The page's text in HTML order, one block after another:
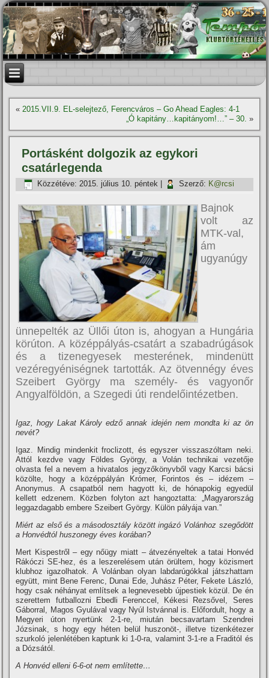
«2015.VII.9. EL-selejtező, Ferencváros – Go Ahead Eagles: 4-1
„Ó kapitány…kapitányom!…” – 30. »
Portásként dolgozik az egykori
csatárlegenda
Közzétéve: 2015. július 10. péntek Szerző: K@rcsi
Bajnok
volt az
MTK-val,
ám
ugyanúgy
ünnepelték az Üllői úton is, ahogyan a Hungária
körúton. A középpályás-csatárt a szabadrúgások
és a tizenegyesek mesterének, mindenütt
vezéregyéniségnek tartották. Az ötvennégy éves
Szeibert György ma személy- és vagyonőr
Angyalföldön, a Szegedi úti rendelőintézetben.
Igaz, hogy Lakat Károly edző annak idején nem mondta ki az ön
nevét?
Igaz. Mindig mindenkit froclizott, és egyszer visszaszóltam neki.
Attól kezdve vagy Földes György, a Volán technikai vezetője
olvasta fel a nevem a hivatalos jegyzőkönyvből vagy Karcsi bácsi
közölte, hogy a középpályán Krómer, Forintos és – idézem –
Anonymus. A csapatból nem hagyott ki, de hónapokig egyedül
kellett edzenem. Közben folyton azt hangoztatta: „Magyarország
leggazdagabb embere Szeibert György. Külön pályája van.”
Miért az első és a másodosztály között ingázó Volánhoz szegődött
a Honvédtól huszonegy éves korában?
Mert Kispestről – egy nőügy miatt – átvezényeltek a tatai Honvéd
Rákóczi SE-hez, és a leszerelésem után örültem, hogy közismert
klubhoz igazolhatok. A Volánban olyan labdarúgókkal játszhattam
együtt, mint Bene Ferenc, Dunai Ede, Juhász Péter, Fekete László,
hogy csak néhányat emlí­tsek a legnevesebb újpestiek közül. De én
szerettem futballozni Ebedli Ferenccel, Kékesi Rezsővel, Seres
Gáborral, Magos Gyulával vagy Nyúl Istvánnal is. Előfordult, hogy a
Megyeri úton nyertünk 2-1-re, miután becsavartam Szendrei
Józsinak, s hogy egy héten belül huszonöt-, illetve tizenkétezer
szurkoló jelenlétében kaptunk ki 1-0-ra, valamint 3-1-re a Fraditól és
a Dózsától.
A Honvéd elleni 6-6-ot nem emlí­tette…